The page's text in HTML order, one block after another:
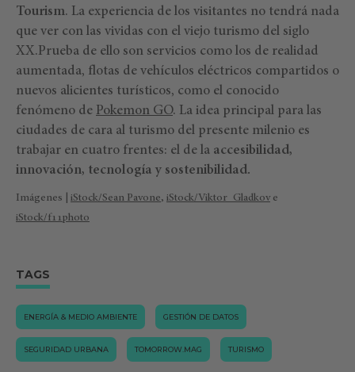
Tourism. La experiencia de los visitantes no tendrá nada
que ver con las vividas con el viejo turismo del siglo
XX.Prueba de ello son servicios como los de realidad
aumentada, flotas de vehículos eléctricos compartidos o
nuevos alicientes turísticos, como el conocido
fenómeno de Pokemon GO. La idea principal para las
ciudades de cara al turismo del presente milenio es
trabajar en cuatro frentes: el de la accesibilidad,
innovación, tecnología y sostenibilidad.
Imágenes | iStock/Sean Pavone, iStock/Viktor_Gladkov e
iStock/f11photo
TAGS
ENERGÍA & MEDIO AMBIENTE GESTIÓN DE DATOS
SEGURIDAD URBANA TOMORROW.MAG TURISMO